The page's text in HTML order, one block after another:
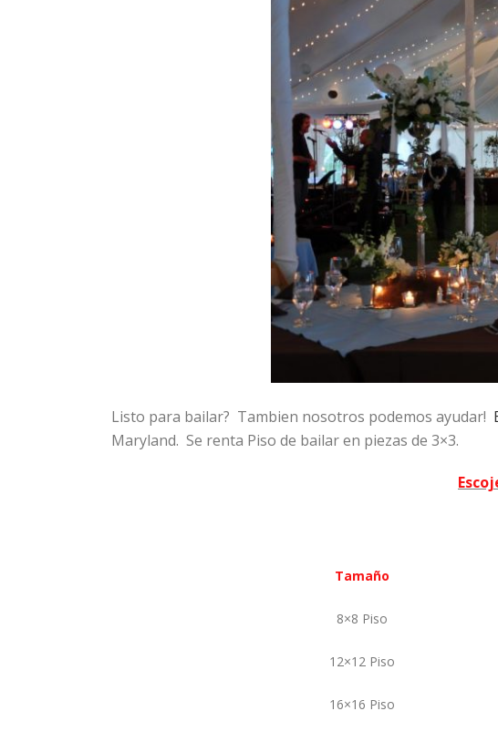
Listo para bailar? Tambien nosotros podemos ayudar!
Maryland. Se renta Piso de bailar en piezas de 3×3.
Tamaño
8×8 Piso
12×12 Piso
16×16 Piso